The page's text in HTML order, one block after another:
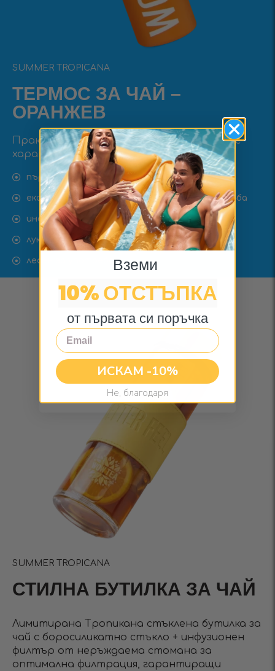
SUMMER TROPICANA
ТЕРМОС ЗА ЧАЙ –
ОРАНЖЕВ
Практичен, луксозен и екологичен избор с
характер.
първокласни материали
екологичен продукт за многократна употреба
инфузер за отлична филтрация
луксозен дизайн
лесен за употреба
SUMMER TROPICANA
СТИЛНА БУТИЛКА ЗА ЧАЙ
Лимитирана Тропикана стъклена бутилка за
чай с боросиликатно стъкло + инфузионен
филтър от неръждаема стомана за
оптимална филтрация, гарантиращи
Вземи
10% ОТСТЪПКА
от първата си поръчка
Email
ИСКАМ -10%
Не, благодаря